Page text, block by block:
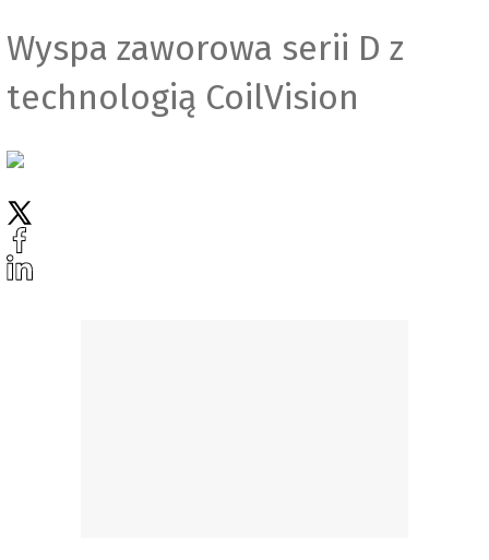
Wyspa zaworowa serii D z
technologią CoilVision